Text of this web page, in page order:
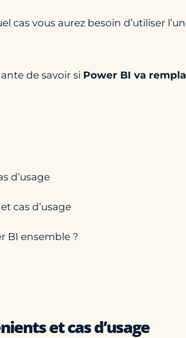
cas vous aurez besoin d’utiliser
de savoir si Power BI va
d’usage
cas d’usage
BI ensemble ?
et cas d’usage